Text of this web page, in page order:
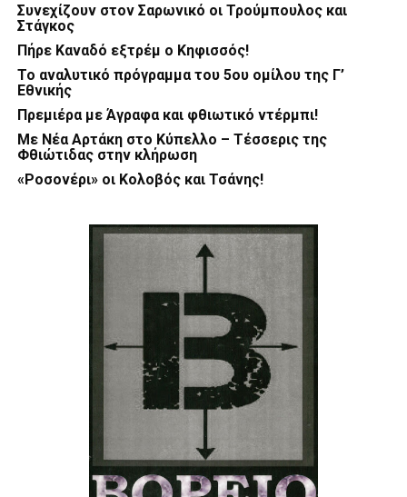
Συνεχίζουν στον Σαρωνικό οι Τρούμπουλος και
Στάγκος
Πήρε Καναδό εξτρέμ ο Κηφισσός!
Το αναλυτικό πρόγραμμα του 5ου ομίλου της Γ’
Εθνικής
Πρεμιέρα με Άγραφα και φθιωτικό ντέρμπι!
Με Νέα Αρτάκη στο Κύπελλο – Τέσσερις της
Φθιώτιδας στην κλήρωση
«Ροσονέρι» οι Κολοβός και Τσάνης!